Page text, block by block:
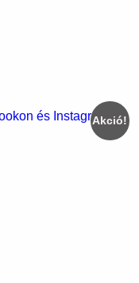
Akció!